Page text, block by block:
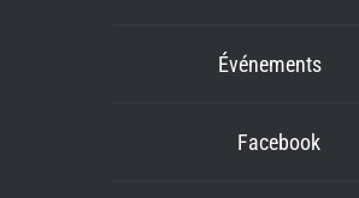
Événements
Facebook